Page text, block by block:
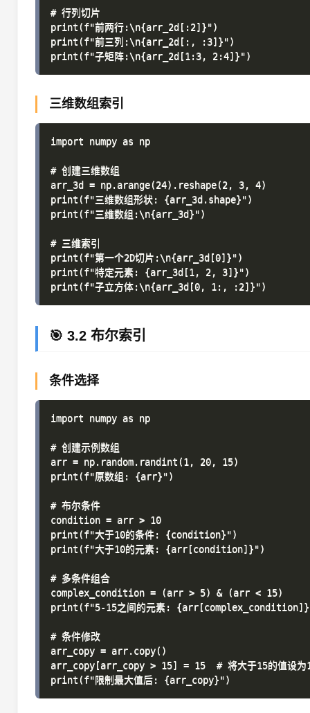
# 行列切片
print(f"前两行:\n{arr_2d[:2]}")
print(f"前三列:\n{arr_2d[:, :3]}")
三维数组索引
import numpy as np
# 创建三维数组
arr_3d = np.arange(24).reshape(2, 3, 4)
print(f"三维数组形状: {arr_3d.shape}")
print(f"三维数组:\n{arr_3d}")
# 三维索引
print(f"第一个2D切片:\n{arr_3d[0]}")
print(f"特定元素: {arr_3d[1, 2, 3]}")
🎯 3.2 布尔索引
条件选择
import numpy as np
# 创建示例数组
arr = np.random.randint(1, 20, 15)
print(f"原数组: {arr}")
# 布尔条件
condition = arr > 10
print(f"大于10的条件: {condition}")
print(f"大于10的元素: {arr[condition]}")
# 多条件组合
complex_condition = (arr > 5) & (arr < 15)
print(f"5-15之间的元素:
# 条件修改
arr_copy = arr.copy()
arr_copy[arr_copy > 15] = 15  # 将大于15的值设为